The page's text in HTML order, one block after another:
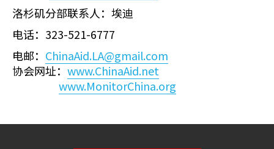
洛杉矶分部联系人：埃迪
电话：323-521-6777
电邮： ChinaAid.LA@gmail.com
协会网址： www.ChinaAid.net
www.MonitorChina.org